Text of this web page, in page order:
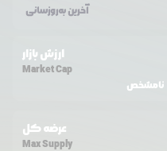
آخرین به‌روزسانی
ارزش بازار
Market Cap
نامشخص
عرضه کل
Max Supply